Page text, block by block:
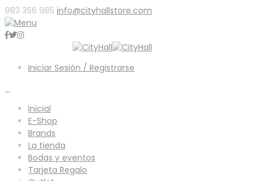
983 356 985 info@cityhallstore.com
Iniciar Sesión / Registrarse
Inicial
E-Shop
Brands
La tienda
Bodas y eventos
Tarjeta Regalo